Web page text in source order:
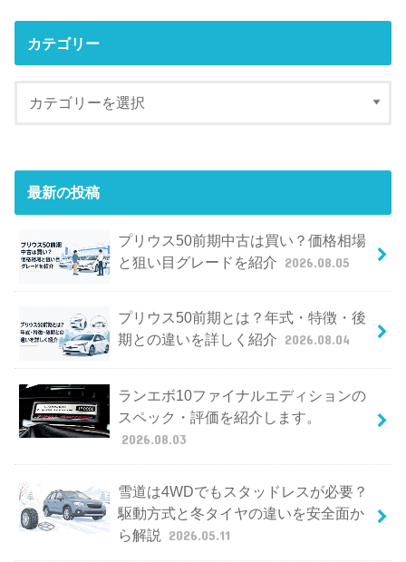
カテゴリー
最新の投稿
プリウス50前期中古は買い？価格相場
と狙い目グレードを紹介 2026.08.05
プリウス50前期とは？年式・特徴・後
期との違いを詳しく紹介 2026.08.04
ランエボ10ファイナルエディションの
スペック・評価を紹介します。
2026.08.03
雪道は4WDでもスタッドレスが必要？
駆動方式と冬タイヤの違いを安全面か
ら解説
2026.05.11